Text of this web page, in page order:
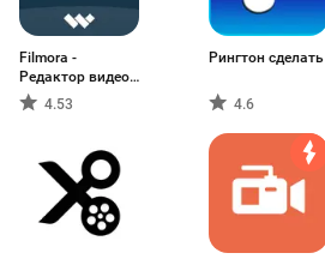
Filmora -
Редактор видео
с AI 4.53
Рингтон сделать
4.6